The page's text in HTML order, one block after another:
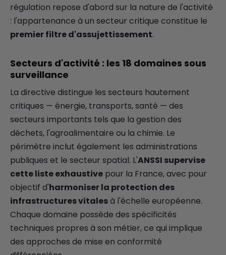
régulation repose d'abord sur la nature de l'activité
: l'appartenance à un secteur critique constitue le
premier filtre d'assujettissement.
Secteurs d'activité : les 18 domaines sous
surveillance
La directive distingue les secteurs hautement
critiques — énergie, transports, santé — des
secteurs importants tels que la gestion des
déchets, l'agroalimentaire ou la chimie. Le
périmètre inclut également les administrations
publiques et le secteur spatial. L'ANSSI supervise
cette liste exhaustive pour la France, avec pour
objectif d'harmoniser la protection des
infrastructures vitalesà l'échelle européenne.
Chaque domaine possède des spécificités
techniques propres à son métier, ce qui implique
des approches de mise en conformité